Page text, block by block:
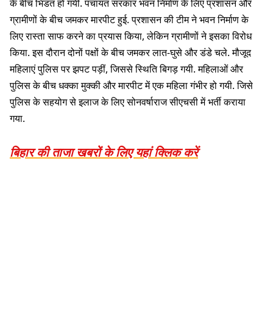
के बीच भिडंत हो गयी. पंचायत सरकार भवन निर्माण के लिए प्रशासन और
ग्रामीणों के बीच जमकर मारपीट हुई. प्रशासन की टीम ने भवन निर्माण के
लिए रास्ता साफ करने का प्रयास किया, लेकिन ग्रामीणों ने इसका विरोध
किया. इस दौरान दोनों पक्षों के बीच जमकर लात-घुसे और डंडे चले. मौजूद
महिलाएं पुलिस पर झपट पड़ीं, जिससे स्थिति बिगड़ गयी. महिलाओं और
पुलिस के बीच धक्का मुक्की और मारपीट में एक महिला गंभीर हो गयी. जिसे
पुलिस के सहयोग से इलाज के लिए सोनवर्षाराज सीएचसी में भर्ती कराया
गया.
बिहार की ताजा खबरों के लिए यहां क्लिक करें